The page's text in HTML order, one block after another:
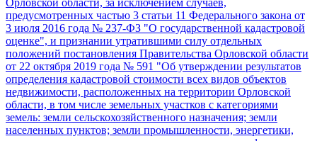
Орловской области, за исключением случаев,
предусмотренных частью 3 статьи 11 Федерального закона от
3 июля 2016 года № 237-ФЗ "О государственной кадастровой
оценке", и признании утратившими силу отдельных
положений постановления Правительства Орловской области
от 22 октября 2019 года № 591 "Об утверждении результатов
определения кадастровой стоимости всех видов объектов
недвижимости, расположенных на территории Орловской
области, в том числе земельных участков с категориями
земель: земли сельскохозяйственного назначения; земли
населенных пунктов; земли промышленности, энергетики,